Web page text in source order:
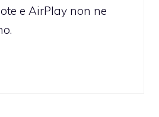
e AirPlay non ne